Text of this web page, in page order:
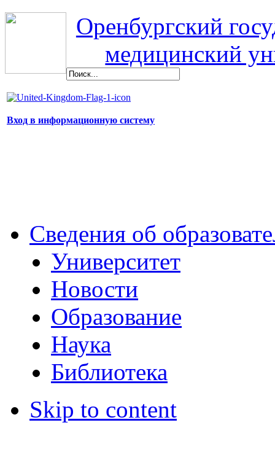
Оренбургский
медицинский
Вход в информационную систему
Сведения об
Университет
Новости
Образование
Наука
Библиотека
Skip to content